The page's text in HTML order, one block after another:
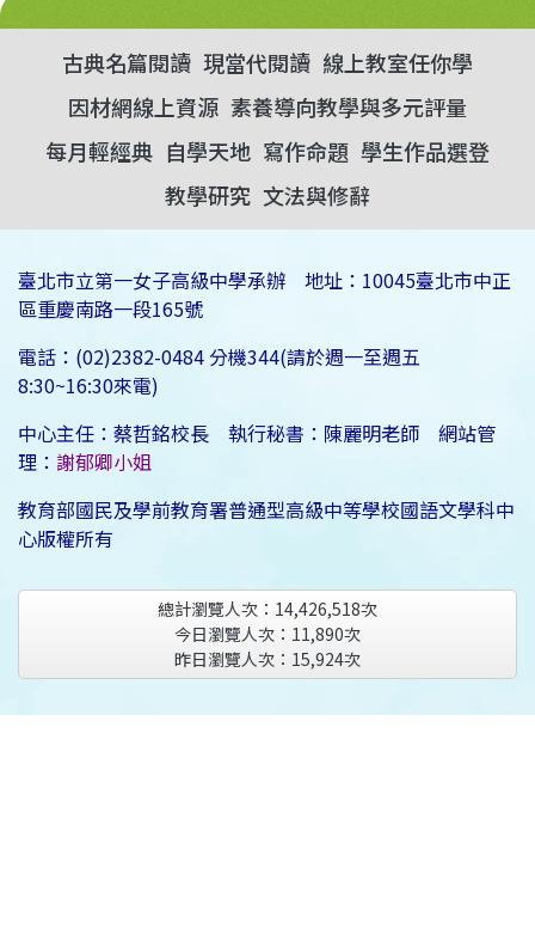
古典名篇閱讀 現當代閱讀 線上教室任你學
因材網線上資源 素養導向教學與多元評量
每月輕經典 自學天地 寫作命題 學生作品選登
教學研究 文法與修辭
臺北市立第一女子高級中學承辦 地址：10045臺北市中正
區重慶南路一段165號
電話：(02)2382-0484 分機344(請於週一至週五
8:30~16:30來電)
中心主任：蔡哲銘校長 執行秘書：陳麗明老師 網站管
理： 謝郁卿小姐
教育部國民及學前教育署普通型高級中等學校國語文學科中
心版權所有
總計瀏覽人次： 14,426,518次
今日瀏覽人次： 11,890次
昨日瀏覽人次： 15,924次